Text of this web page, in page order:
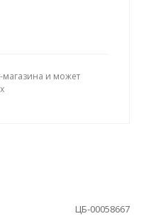
магазина и может
ЦБ-00058667